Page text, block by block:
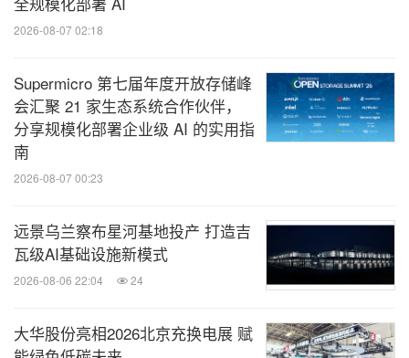
2026-08-07 02:18
Supermicro 第七届年度开放存储峰
会汇聚 21 家生态系统合作伙伴，
分享规模化部署企业级 AI 的实用指
南
2026-08-07 00:23
远景乌兰察布星河基地投产 打造吉
瓦级AI基础设施新模式
2026-08-06 22:04 24
大华股份亮相2026北京充换电展 赋